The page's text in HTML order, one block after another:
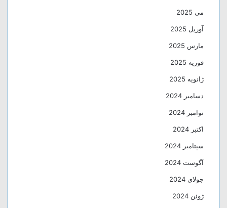
می 2025
آوریل 2025
مارس 2025
فوریه 2025
ژانویه 2025
دسامبر 2024
نوامبر 2024
اکتبر 2024
سپتامبر 2024
آگوست 2024
جولای 2024
ژوئن 2024